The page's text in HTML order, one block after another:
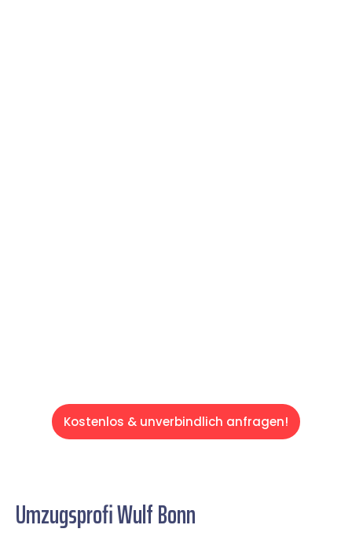
Kostenlos & unverbindlich anfragen!
Umzugsprofi Wulf Bonn